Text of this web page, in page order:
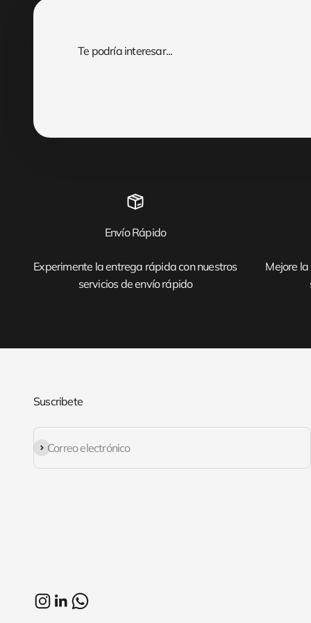
Envío Rápido
Experimente la entrega rápida con nuestros
servicios de envío rápido
Mejore
Suscribete
Correo electrónico
Suscribirse